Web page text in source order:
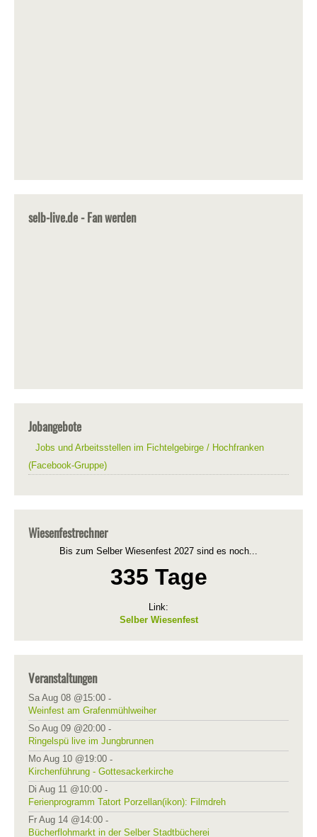
selb-live.de - Fan werden
Jobangebote
Jobs und Arbeitsstellen im Fichtelgebirge / Hochfranken
(Facebook-Gruppe)
Wiesenfestrechner
Bis zum Selber Wiesenfest 2027 sind es noch...
335 Tage
Link:
Selber Wiesenfest
Veranstaltungen
Sa Aug 08 @15:00 -
Weinfest am Grafenmühlweiher
So Aug 09 @20:00 -
Ringelspü live im Jungbrunnen
Mo Aug 10 @19:00 -
Kirchenführung - Gottesackerkirche
Di Aug 11 @10:00 -
Ferienprogramm Tatort Porzellan(ikon): Filmdreh
Fr Aug 14 @14:00 -
Bücherflohmarkt in der Selber Stadtbücherei